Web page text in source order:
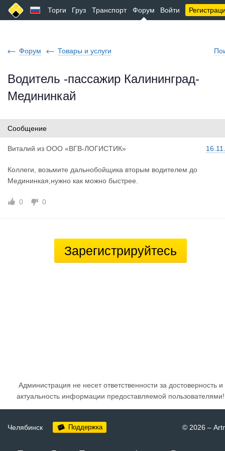
Торги Груз Транспорт Форум Войти
Форум Товары и услуги
Водитель -пассажир Калининград-
Медининкай
Сообщение
Виталий из ООО «ВГВ-ЛОГИСТИК»
Коллеги, возьмите дальнобойщика вторым водителем до
Медининкая,нужно как можно быстрее.
0 0
Зарегистрируйтесь
Администрация не несет ответственности за достоверность и
актуальность информации предоставляемой пользователями!
Челябинск Поддержка © 2026 –